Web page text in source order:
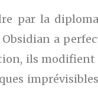
par la
a
ils